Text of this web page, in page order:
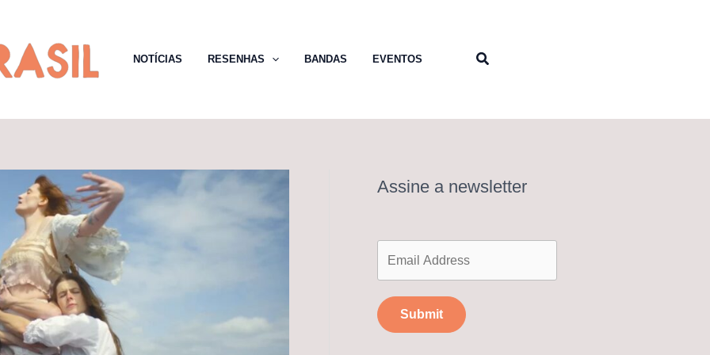
NOTÍCIAS RESENHAS BANDAS EVENTOS Pesquisar
Assine a newsletter
Submit